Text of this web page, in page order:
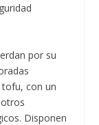
por su
con un
Disponen